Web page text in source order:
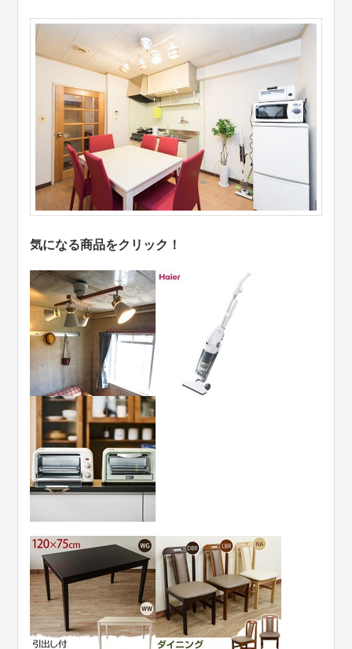
気になる商品をクリック！